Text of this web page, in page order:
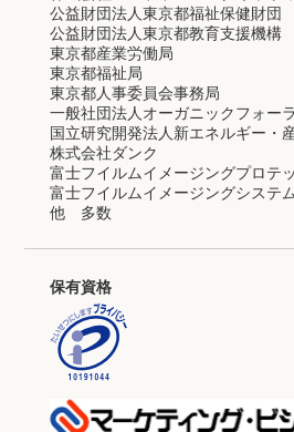
公益財団法人東京都福祉保健財団
公益財団法人東京都教育支援機構
東京都産業労働局
東京都福祉局
東京都人事委員会事務局
一般社団法人オーガニックフォー
国立研究開発法人新エネルギー・
株式会社ダンク
富士フイルムイメージングプロテ
富士フイルムイメージングシステ
他 多数
保有資格